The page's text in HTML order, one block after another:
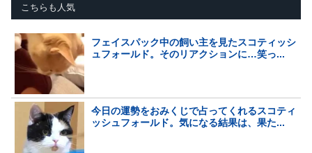
こちらも人気
フェイスパック中の飼い主を見たスコティッシ
ュフォールド。そのリアクションに…笑っ...
今日の運勢をおみくじで占ってくれるスコティ
ッシュフォールド。気になる結果は、果た...